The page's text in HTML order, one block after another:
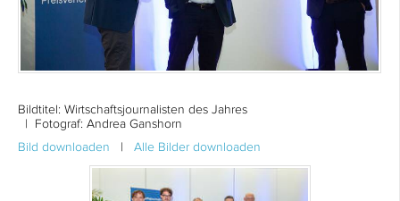
Bildtitel: Wirtschaftsjournalisten des Jahres
| Fotograf: Andrea Ganshorn
Bild downloaden
| Alle Bilder downloaden